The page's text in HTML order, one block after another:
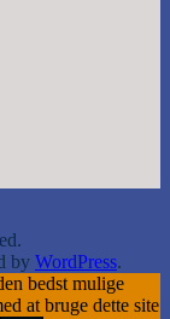
by WordPress.
bedst mulige
at bruge dette site